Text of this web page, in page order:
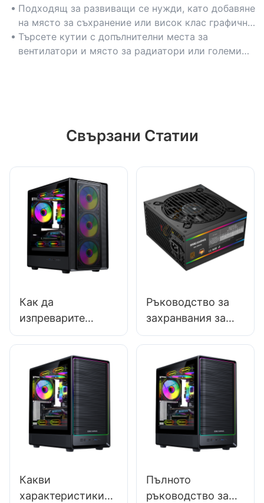
охлаждане.
Подходящ за развиващи се нужди, като добавяне
на място за съхранение или висок клас графични
процесори.
Търсете кутии с допълнителни места за
вентилатори и място за радиатори или големи
Свързани Статии
Как да
изпреварите
конкурентите си
компютърни
кутии?
Ръководство за
захранвания за
компютър 2025:
подходящ
захранващ блок
за висок клас
HTPC
Какви
характеристики
Пълното
ръководство за